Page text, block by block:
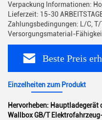
Verpackung Informationen:
Lieferzeit: 15-30
Zahlungsbedingungen: L/C, T/
Versorgungsmaterial-
Beste Preis
Einzelheiten zum Produkt
Hervorheben: Hauptladegerät
Wallbox GB/T